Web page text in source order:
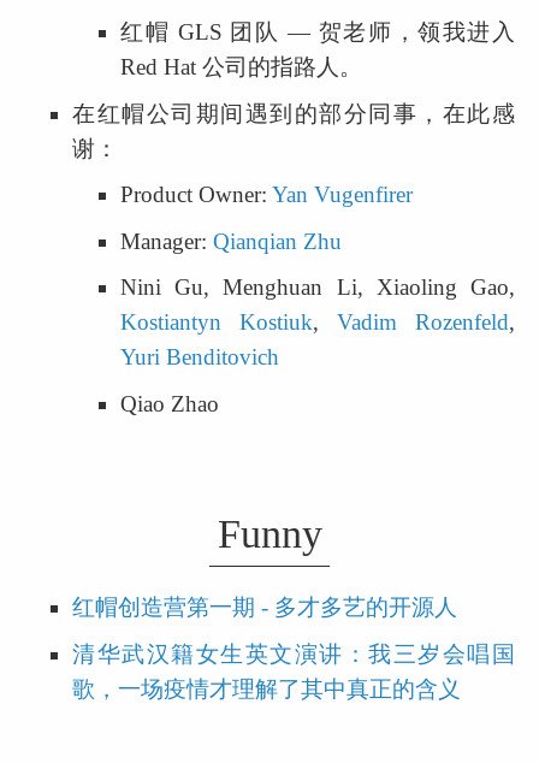
红帽 GLS 团队 — 贺老师，领我进入
Red Hat 公司的指路人。
在红帽公司期间遇到的部分同事，在此感
谢：
Product Owner: Yan Vugenfirer
Manager: Qianqian Zhu
Kostiantyn Kostiuk, Vadim Rozenfeld
Yuri Benditovich
Qiao Zhao
Funny
红帽创造营第一期 - 多才多艺的开源人
清华武汉籍女生英文演讲：我三岁会唱国
歌，一场疫情才理解了其中真正的含义